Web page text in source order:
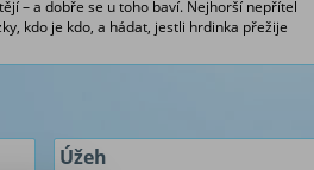
– a dobře se u toho baví. Nejhorší nepřítel
kdo je kdo, a hádat, jestli hrdinka přežije
Úžeh